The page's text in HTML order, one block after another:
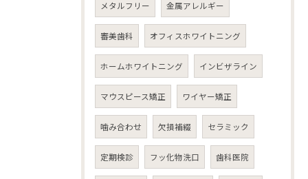
メタルフリー 金属アレルギー
審美歯科 オフィスホワイトニング
ホームホワイトニング インビザライン
マウスピース矯正 ワイヤー矯正
噛み合わせ 欠損補綴 セラミック
定期検診 フッ化物洗口 歯科医院